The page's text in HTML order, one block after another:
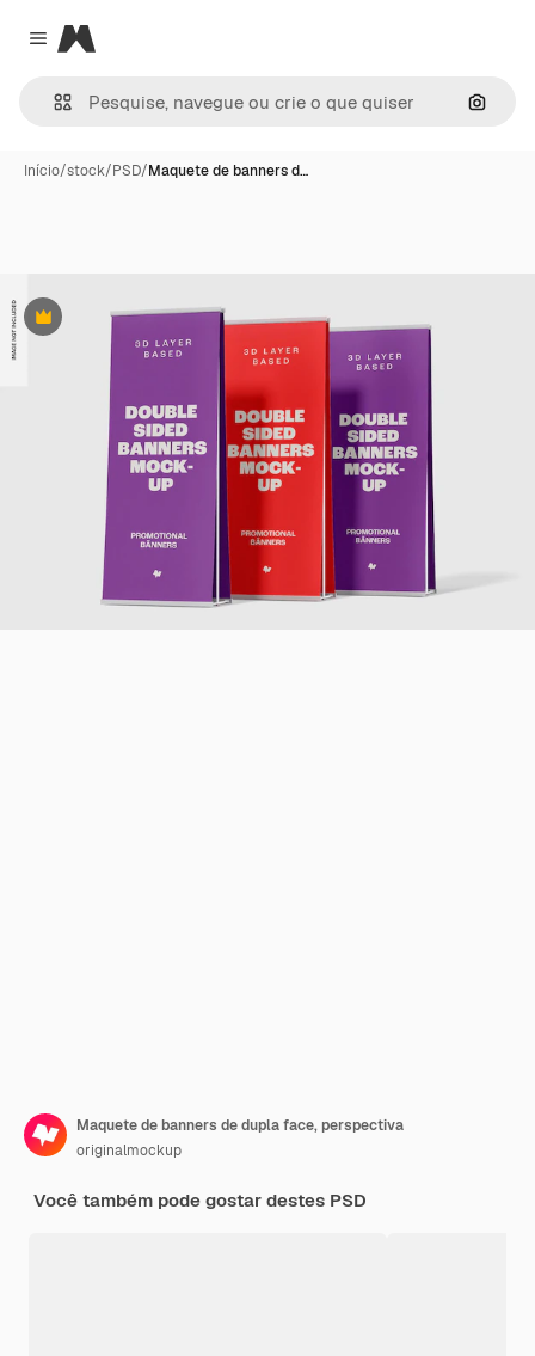
Close menu
Magnific
Início/stock/PSD/Maquete de banners d…
Premium
Maquete de banners de dupla face, perspectiva
originalmockup
Você também pode gostar destes PSD